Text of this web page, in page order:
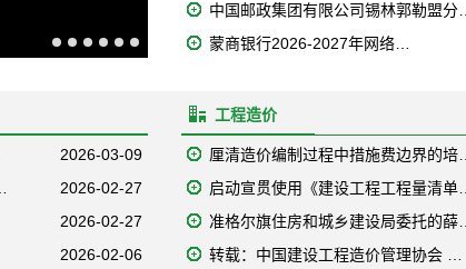
中国邮政集团有限公司锡林郭勒盟分…
蒙商银行2026-2027年网络…
2026-03-09
2026-02-27
2026-02-27
2026-02-06
工程造价
厘清造价编制过程中措施费边界的培…
启动宣贯使用《建设工程工程量清单…
准格尔旗住房和城乡建设局委托的薛…
转载：中国建设工程造价管理协会 …